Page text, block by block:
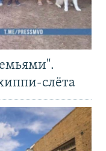
слёта